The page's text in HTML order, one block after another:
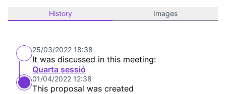
History Images
25/03/2022 18:38
It was discussed in this meeting:
Quarta sessió
01/04/2022 12:38
This proposal was created